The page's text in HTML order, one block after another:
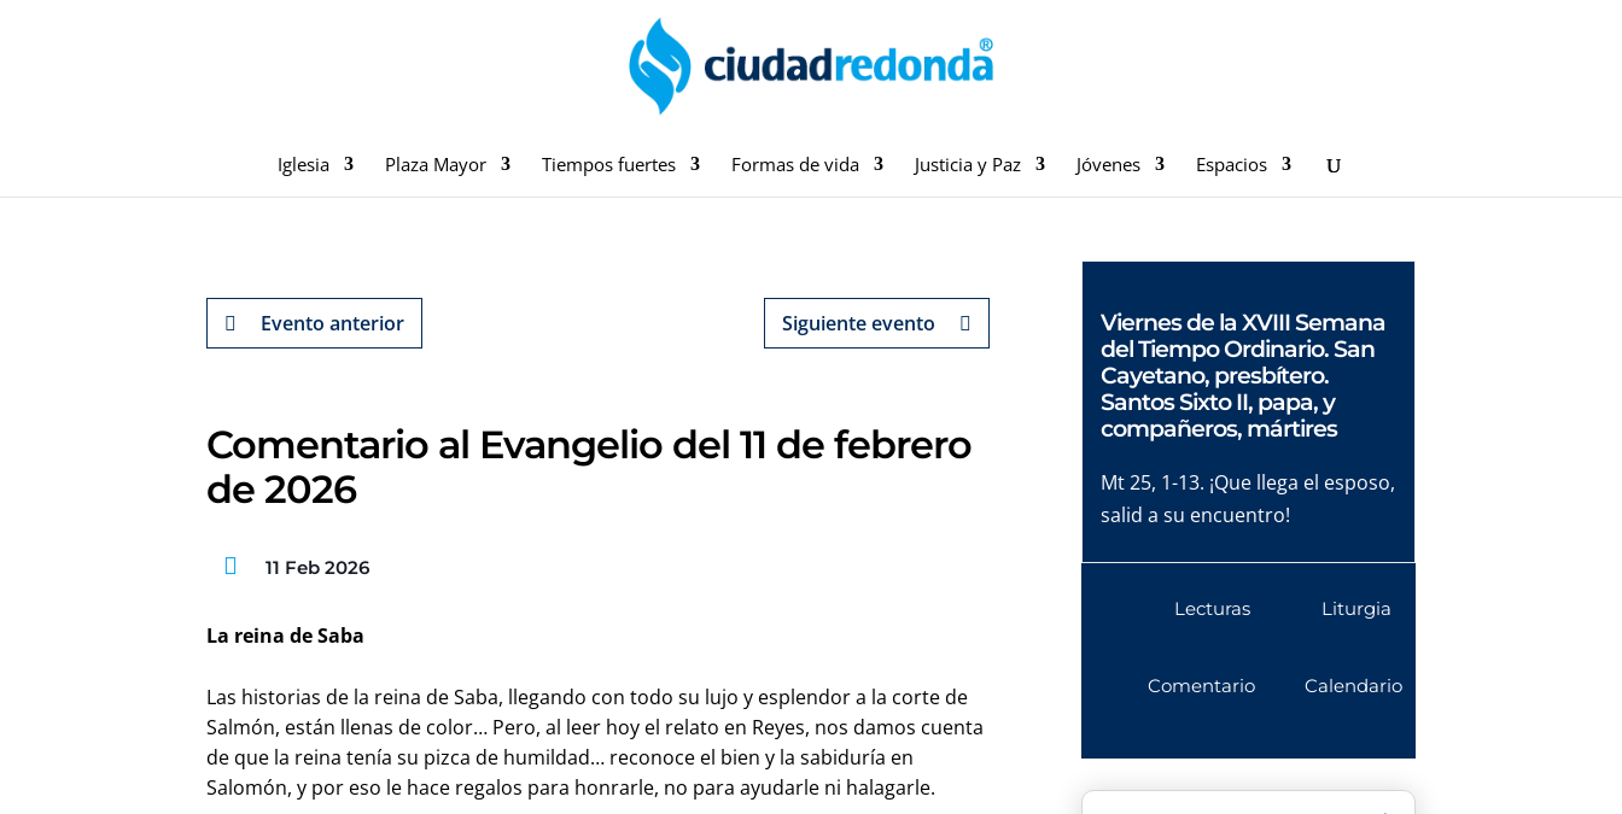
Iglesia Plaza Mayor Tiempos fuertes Formas de vida Justicia y Paz Jóvenes Espacios
Evento anterior Siguiente evento
Comentario al Evangelio del 11 de febrero
de 2026
11 Feb 2026
La reina de Saba
Las historias de la reina de Saba, llegando con todo su lujo y esplendor a la corte de
Salmón, están llenas de color… Pero, al leer hoy el relato en Reyes, nos damos cuenta
de que la reina tenía su pizca de humildad… reconoce el bien y la sabiduría en
Salomón, y por eso le hace regalos para honrarle, no para ayudarle ni halagarle.
Viernes de la XVIII Semana
del Tiempo Ordinario. San
Cayetano, presbítero.
Santos Sixto II, papa, y
compañeros, mártires
Mt 25, 1-13. ¡Que llega el esposo,
salid a su encuentro!
Lecturas
Comentario
Liturgia
Calendario